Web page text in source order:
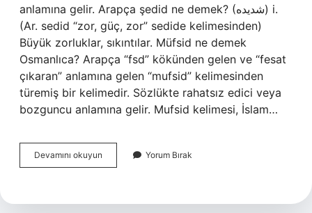
anlamına gelir. Arapça şedid ne demek? (ﺷﺪﻳﺪﻩ) i.
(Ar. sedіd “zor, güç, zor” sedіde kelimesinden)
Büyük zorluklar, sıkıntılar. Müfsid ne demek
Osmanlıca? Arapça “fsd” kökünden gelen ve “fesat
çıkaran” anlamına gelen “mufsid” kelimesinden
türemiş bir kelimedir. Sözlükte rahatsız edici veya
bozguncu anlamına gelir. Mufsid kelimesi, İslam…
Devamını okuyun Müşedded
Ne
Yorum Bırak